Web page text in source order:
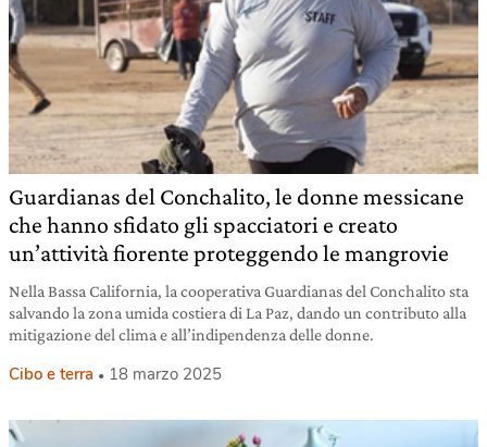
Guardianas del Conchalito, le donne messicane
che hanno sfidato gli spacciatori e creato
un’attività fiorente proteggendo le mangrovie
Nella Bassa California, la cooperativa Guardianas del Conchalito sta
salvando la zona umida costiera di La Paz, dando un contributo alla
mitigazione del clima e all’indipendenza delle donne.
Cibo e terra 18 marzo 2025